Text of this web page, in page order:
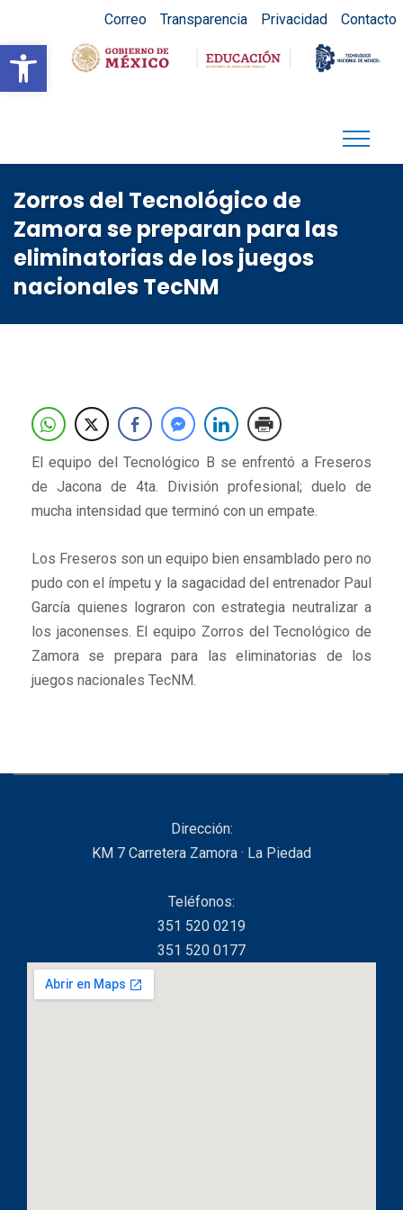
Abrir barra de herramientas
Correo Transparencia Privacidad Contacto
Zorros del Tecnológico de
Zamora se preparan para las
eliminatorias de los juegos
nacionales TecNM
El equipo del Tecnológico B se enfrentó a Freseros
de Jacona de 4ta. División profesional; duelo de
mucha intensidad que terminó con un empate.
Los Freseros son un equipo bien ensamblado pero no
pudo con el ímpetu y la sagacidad del entrenador Paul
García quienes lograron con estrategia neutralizar a
los jaconenses. El equipo Zorros del Tecnológico de
Zamora se prepara para las eliminatorias de los
juegos nacionales TecNM.
Dirección:
KM 7 Carretera Zamora · La Piedad
Teléfonos:
351 520 0219
351 520 0177